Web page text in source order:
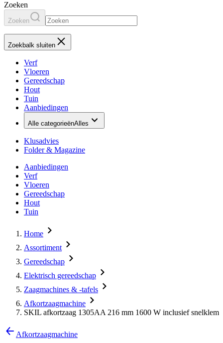
Zoeken
Zoeken
Zoekbalk sluiten
Verf
Vloeren
Gereedschap
Hout
Tuin
Aanbiedingen
Alle categorieënAlles
Klusadvies
Folder & Magazine
Aanbiedingen
Verf
Vloeren
Gereedschap
Hout
Tuin
Home
Assortiment
Gereedschap
Elektrisch gereedschap
Zaagmachines & -tafels
Afkortzaagmachine
SKIL afkortzaag 1305AA 216 mm 1600 W inclusief snelklem
Afkortzaagmachine